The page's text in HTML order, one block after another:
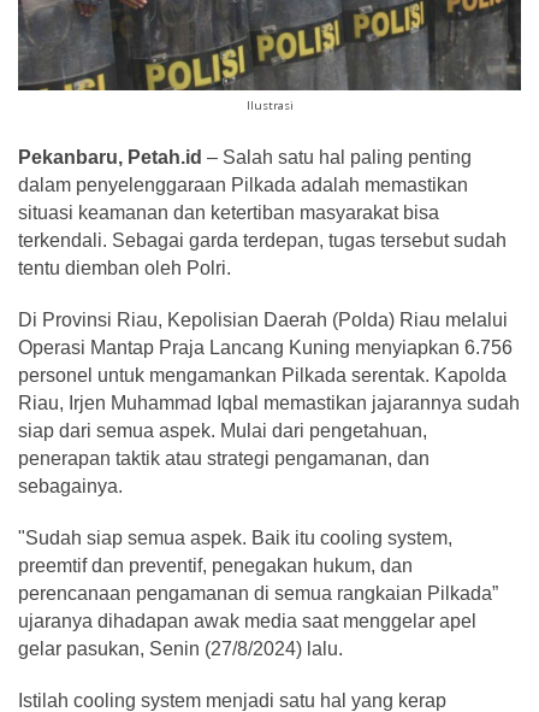
Ilustrasi
Pekanbaru, Petah.id – Salah satu hal paling penting
dalam penyelenggaraan Pilkada adalah memastikan
situasi keamanan dan ketertiban masyarakat bisa
terkendali. Sebagai garda terdepan, tugas tersebut sudah
tentu diemban oleh Polri.
Di Provinsi Riau, Kepolisian Daerah (Polda) Riau melalui
Operasi Mantap Praja Lancang Kuning menyiapkan 6.756
personel untuk mengamankan Pilkada serentak. Kapolda
Riau, Irjen Muhammad Iqbal memastikan jajarannya sudah
siap dari semua aspek. Mulai dari pengetahuan,
penerapan taktik atau strategi pengamanan, dan
sebagainya.
"Sudah siap semua aspek. Baik itu cooling system,
preemtif dan preventif, penegakan hukum, dan
perencanaan pengamanan di semua rangkaian Pilkada”
ujaranya dihadapan awak media saat menggelar apel
gelar pasukan, Senin (27/8/2024) lalu.
Istilah cooling system menjadi satu hal yang kerap